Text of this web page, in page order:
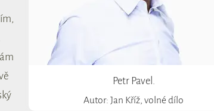
Petr Pavel.
Autor: Jan Kříž, volné dílo